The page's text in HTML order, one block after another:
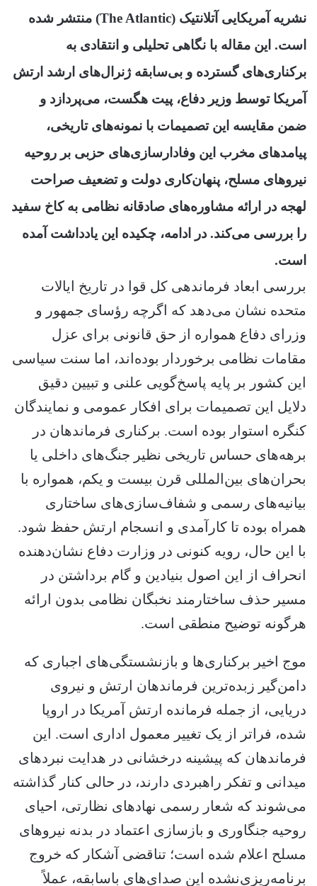
نشریه آمریکایی آتلانتیک (The Atlantic) منتشر شده
است. این مقاله با نگاهی تحلیلی و انتقادی به
برکناری‌های گسترده و بی‌سابقه ژنرال‌های ارشد ارتش
آمریکا توسط وزیر دفاع، پیت هگست، می‌پردازد و
ضمن مقایسه این تصمیمات با نمونه‌های تاریخی،
پیامدهای مخرب این وفادارسازی‌های حزبی بر روحیه
نیروهای مسلح، پنهان‌کاری دولت و تضعیف صراحت
لهجه در ارائه مشاوره‌های صادقانه نظامی به کاخ سفید
را بررسی می‌کند. در ادامه، چکیده این یادداشت آمده
است.
بررسی ابعاد فرماندهی کل قوا در تاریخ ایالات
متحده نشان می‌دهد که اگرچه رؤسای جمهور و
وزرای دفاع همواره از حق قانونی برای عزل
مقامات نظامی برخوردار بوده‌اند، اما سنت سیاسی
این کشور بر پایه پاسخ‌گویی علنی و تبیین دقیق
دلایل این تصمیمات برای افکار عمومی و نمایندگان
کنگره استوار بوده است. برکناری فرماندهان در
برهه‌های حساس تاریخی نظیر جنگ‌های داخلی یا
بحران‌های بین‌المللی قرن بیست و یکم، همواره با
بیانیه‌های رسمی و شفاف‌سازی‌های ساختاری
همراه بوده تا کارآمدی و انسجام ارتش حفظ شود.
با این حال، رویه کنونی در وزارت دفاع نشان‌دهنده
انحراف از این اصول بنیادین و گام برداشتن در
مسیر حذف ساختارمند نخبگان نظامی بدون ارائه
هرگونه توضیح منطقی است.
موج اخیر برکناری‌ها و بازنشستگی‌های اجباری که
دامن‌گیر زبده‌ترین فرماندهان ارتش و نیروی
دریایی، از جمله فرمانده ارتش آمریکا در اروپا
شده، فراتر از یک تغییر معمول اداری است. این
فرماندهان که پیشینه درخشانی در هدایت نبردهای
میدانی و تفکر راهبردی دارند، در حالی کنار گذاشته
می‌شوند که شعار رسمی نهادهای نظارتی، احیای
روحیه جنگاوری و بازسازی اعتماد در بدنه نیروهای
مسلح اعلام شده است؛ تناقضی آشکار که خروج
برنامه‌ریزی‌نشده این صدای‌های باسابقه، عملاً